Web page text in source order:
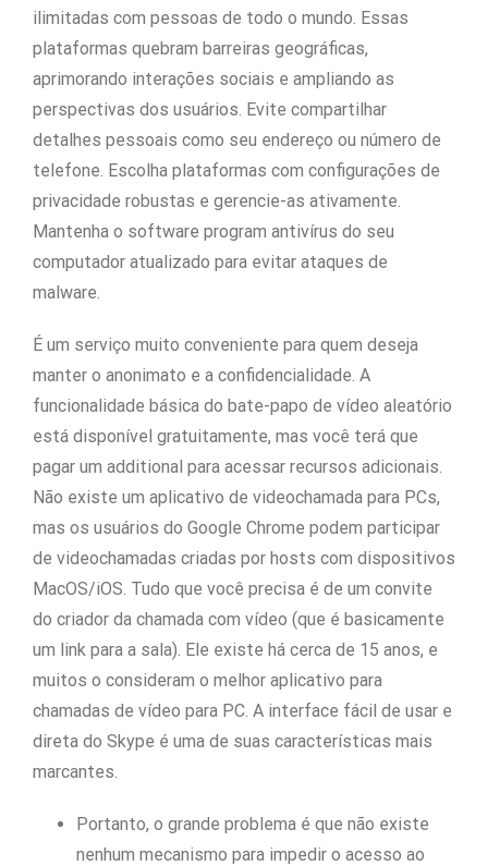
ilimitadas com pessoas de todo o mundo. Essas
plataformas quebram barreiras geográficas,
aprimorando interações sociais e ampliando as
perspectivas dos usuários. Evite compartilhar
detalhes pessoais como seu endereço ou número de
telefone. Escolha plataformas com configurações de
privacidade robustas e gerencie-as ativamente.
Mantenha o software program antivírus do seu
computador atualizado para evitar ataques de
malware.
É um serviço muito conveniente para quem deseja
manter o anonimato e a confidencialidade. A
funcionalidade básica do bate-papo de vídeo aleatório
está disponível gratuitamente, mas você terá que
pagar um additional para acessar recursos adicionais.
Não existe um aplicativo de videochamada para PCs,
mas os usuários do Google Chrome podem participar
de videochamadas criadas por hosts com dispositivos
MacOS/iOS. Tudo que você precisa é de um convite
do criador da chamada com vídeo (que é basicamente
um link para a sala). Ele existe há cerca de 15 anos, e
muitos o consideram o melhor aplicativo para
chamadas de vídeo para PC. A interface fácil de usar e
direta do Skype é uma de suas características mais
marcantes.
Portanto, o grande problema é que não existe
nenhum mecanismo para impedir o acesso ao